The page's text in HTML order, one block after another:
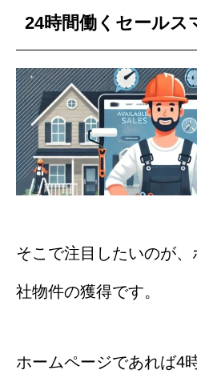
24時間働くセールス
そこで注目したいのが
社物件の獲得です。
ホームページであれば4